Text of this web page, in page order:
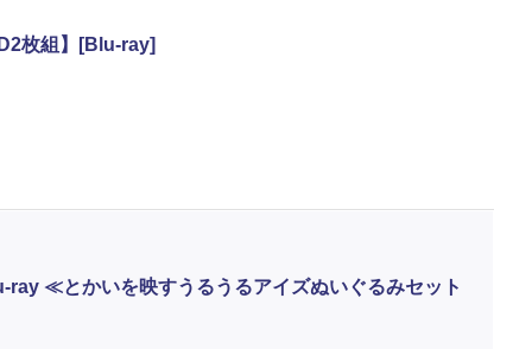
枚組】[Blu-ray]
≪とかいを映すうるうるアイズぬいぐるみセット